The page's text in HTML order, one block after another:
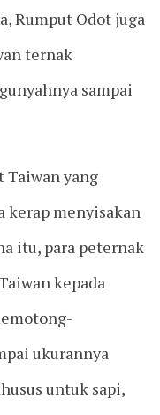
Rumput Odot juga
ternak
sampai
Taiwan yang
kerap menyisakan
itu, para peternak
kepada
ukurannya
untuk sapi,